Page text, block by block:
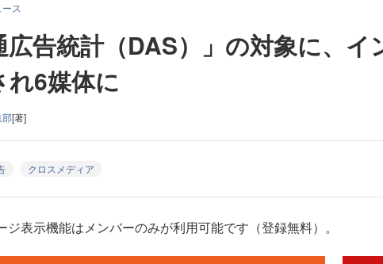
ス
広告統計（DAS）」の対象に、
れ6媒体に
部[著]
クロスメディア
ジ表示機能はメンバーのみが利用可能です（登録無料）。